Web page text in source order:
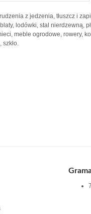
z jedzenia, tłuszcz i
lodówki, stal nierdzewną,
meble ogrodowe, rowery,